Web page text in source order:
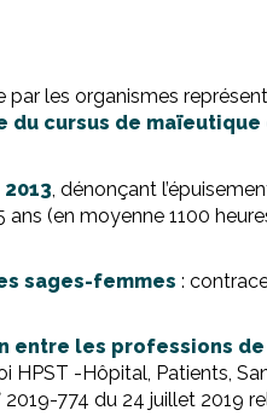
par les organismes
cursus de
, dénonçant
(en moyenne 1100
sages-femmes :
entre les professions
HPST -Hôpital, Patients,
774 du 24 juillet 2019